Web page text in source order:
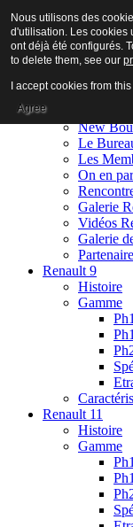
Accueil
New
Le
Les
On en
Galerie
Vidéos
Galerie
Renault 9
Histoire
Gamme
Ph1
Renault 11
Histoire
Gamme
Ph1
Nous utilisons des
d'utilisation. Les cookies
ont déjà été configurés.
to delete them, see our
I accept cookies from
Agree